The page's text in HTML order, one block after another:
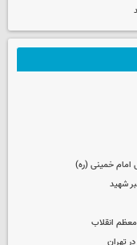
امام خمینی (ره)
شهید
معظم انقلاب